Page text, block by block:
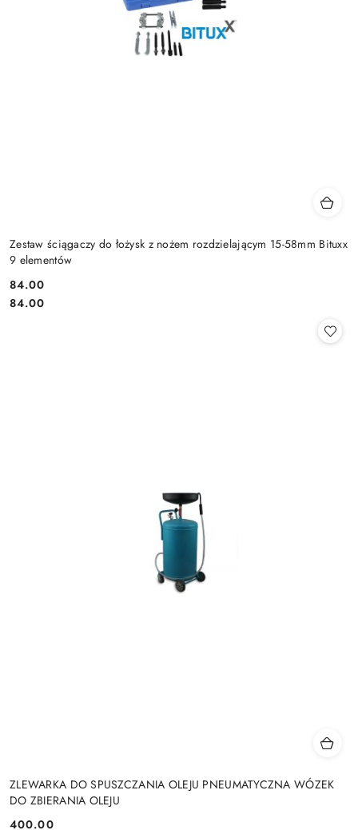
Zestaw ściągaczy do łożysk z nożem rozdzielającym 15-58mm Bituxx
9 elementów
Cena:
84.00
Cena:
84.00
ZLEWARKA DO SPUSZCZANIA OLEJU PNEUMATYCZNA WÓZEK
DO ZBIERANIA OLEJU
400.00